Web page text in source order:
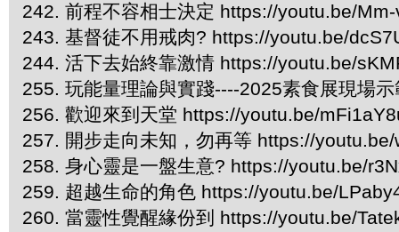
242. 前程不容相士決定 https://youtu.be/
243. 基督徒不用戒肉? https://youtu.be/
244. 活下去始終靠激情 https://youtu.be/
255. 玩能量理論與實踐----2025素食展現場
256. 歡迎來到天堂 https://youtu.be/
257. 開步走向未知，勿再等 https://
258. 身心靈是一盤生意? https://youtu.be/
259. 超越生命的角色 https://youtu.be/
260. 當靈性覺醒緣份到 https://youtu.be/